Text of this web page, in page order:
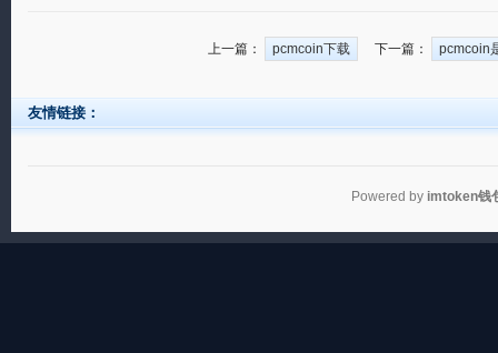
上一篇： pcmcoin下载 下一篇： pcmcoin
友情链接：
Powered by imtoken钱